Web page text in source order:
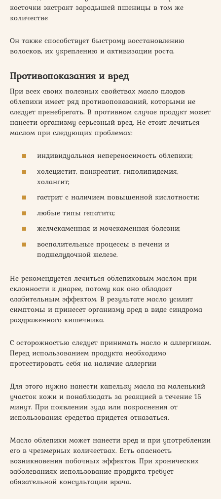
косточки экстракт зародышей пшеницы в том же
количестве
Он также способствует быстрому восстановлению
волосков, их укреплению и активизации роста.
Противопоказания и вред
При всех своих полезных свойствах масло плодов
облепихи имеет ряд противопоказаний, которыми не
следует пренебрегать. В противном случае продукт может
нанести организму серьезный вред. Не стоит лечиться
маслом при следующих проблемах:
индивидуальная непереносимость облепихи;
холецистит, панкреатит, гиполипидемия,
холангит;
гастрит с наличием повышенной кислотности;
любые типы гепатита;
желчекаменная и мочекаменная болезни;
воспалительные процессы в печени и
поджелудочной железе.
Не рекомендуется лечиться облепиховым маслом при
склонности к диарее, потому как оно обладает
слабительным эффектом. В результате масло усилит
симптомы и принесет организму вред в виде синдрома
раздраженного кишечника.
С осторожностью следует принимать масло и аллергикам.
Перед использованием продукта необходимо
протестировать себя на наличие аллергии
Для этого нужно нанести капельку масла на маленький
участок кожи и понаблюдать за реакцией в течение 15
минут. При появлении зуда или покраснения от
использования средства придется отказаться.
Масло облепихи может нанести вред и при употреблении
его в чрезмерных количествах. Есть опасность
возникновения побочных эффектов. При хронических
заболеваниях использование продукта требует
обязательной консультации врача.